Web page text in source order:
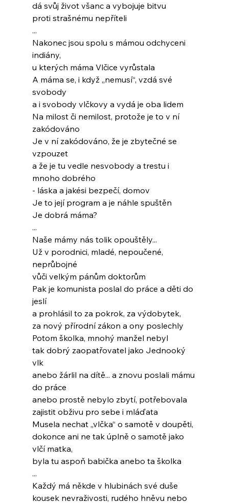
dá svůj život všanc a vybojuje bitvu
proti strašnému nepříteli
...
Nakonec jsou spolu s mámou odchyceni
indiány,
u kterých máma Vlčice vyrůstala
A máma se, i když „nemusí“, vzdá své
svobody
a i svobody vlčkovy a vydá je oba lidem
Na milost či nemilost, protože je to v ní
zakódováno
Je v ní zakódováno, že je zbytečné se
vzpouzet
a že je tu vedle nesvobody a trestu i
mnoho dobrého
- láska a jakési bezpečí, domov
Je to její program a je náhle spuštěn
Je dobrá máma?
...
Naše mámy nás tolik opouštěly...
Už v porodnici, mladé, nepoučené,
neprůbojné
vůči velkým pánům doktorům
Pak je komunista poslal do práce a děti do
jeslí
a prohlásil to za pokrok, za výdobytek,
za nový přírodní zákon a ony poslechly
Potom školka, mnohý manžel nebyl
tak dobrý zaopatřovatel jako Jednooký
vlk
anebo žárlil na dítě... a znovu poslali mámu
do práce
anebo prostě nebylo zbytí, potřebovala
zajistit obživu pro sebe i mláďata
Musela nechat „vlčka“ o samotě v doupěti,
dokonce ani ne tak úplně o samotě jako
vlčí matka,
byla tu aspoň babička anebo ta školka
...
Každý má někde v hlubinách své duše
kousek nevraživosti, rudého hněvu nebo